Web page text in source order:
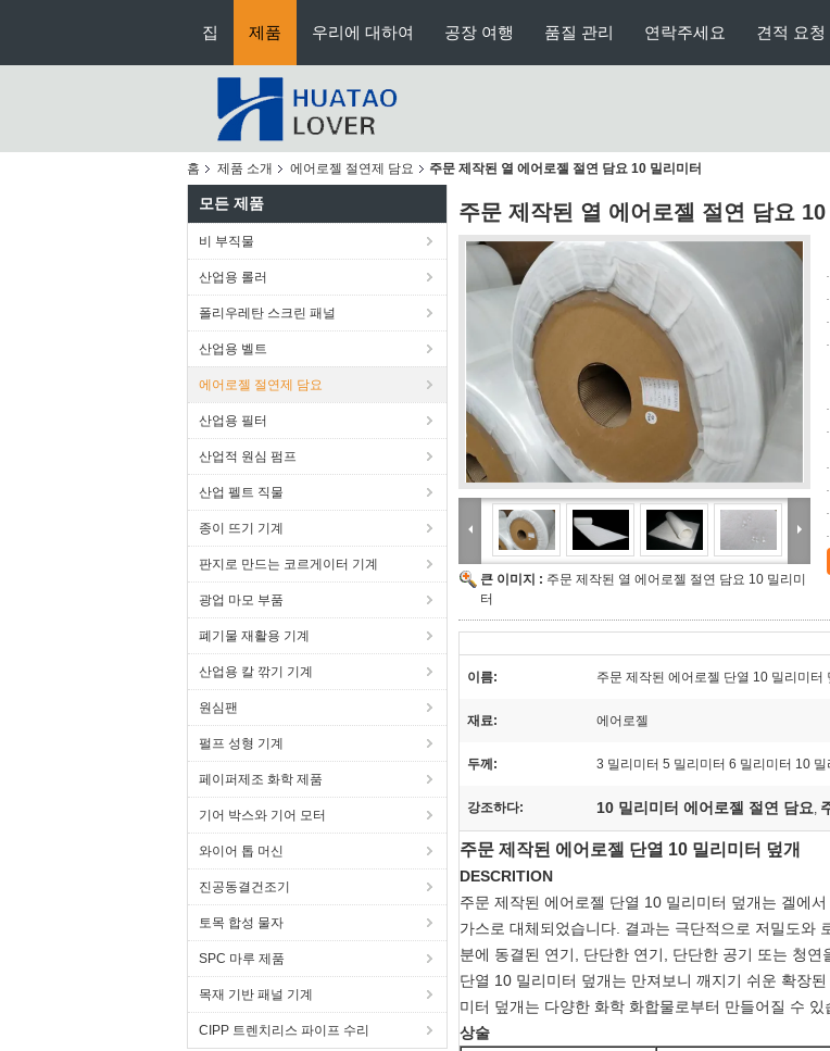
집 제품 우리에 대하여 공장 여행 품질 관리 연락주세요 견적 요청
홈 제품 소개 에어로젤 절연제 담요 주문 제작된 열 에어로젤 절연 담요 10 밀리미터
모든 제품
비 부직물
산업용 롤러
폴리우레탄 스크린 패널
산업용 벨트
에어로젤 절연제 담요
산업용 필터
산업적 원심 펌프
산업 펠트 직물
종이 뜨기 기계
판지로 만드는 코르게이터 기계
광업 마모 부품
폐기물 재활용 기계
산업용 칼 깎기 기계
원심팬
펄프 성형 기계
페이퍼제조 화학 제품
기어 박스와 기어 모터
와이어 톱 머신
진공동결건조기
토목 합성 물자
SPC 마루 제품
목재 기반 패널 기계
CIPP 트렌치리스 파이프 수리
주문 제작된 열 에어로젤 절연 담요 10
큰 이미지 : 주문 제작된 열 에어로젤 절연 담요 10 밀리미
터
이름: 주문 제작된 에어로젤 단열 10 밀리미터
재료: 에어로젤
두께: 3 밀리미터 5 밀리미터 6 밀리미터 10 밀
강조하다: 10 밀리미터 에어로젤 절연 담요,
주문 제작된 에어로젤 단열 10 밀리미터 덮개
DESCRITION
주문 제작된 에어로젤 단열 10 밀리미터 덮개는 겔에
가스로 대체되었습니다. 결과는 극단적으로 저밀도와
분에 동결된 연기, 단단한 연기, 단단한 공기 또는 청
단열 10 밀리미터 덮개는 만져보니 깨지기 쉬운 확장
미터 덮개는 다양한 화학 화합물로부터 만들어질 수 있
상술